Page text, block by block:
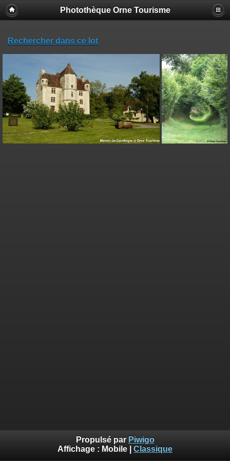
Photothèque Orne Tourisme
Rechercher dans ce lot
Propulsé par Piwigo
Affichage : Mobile Classique